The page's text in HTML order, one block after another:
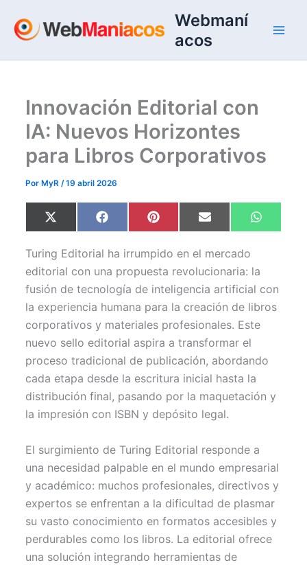
contenido
Webmaní
acos
Innovación Editorial con
IA: Nuevos Horizontes
para Libros Corporativos
Por MyR/19 abril 2026
Compartir
en
X
(
w
i
t
t
e
)
Compartir
en
F
a
e
b
o
o
k
Compartir
en
P
i
t
e
r
e
s
Compartir
en
E
m
i
l
en
W
h
p
Turing Editorial ha irrumpido en el mercado
editorial con una propuesta revolucionaria: la
fusión de tecnología de inteligencia artificial con
la experiencia humana para la creación de libros
corporativos y materiales profesionales. Este
nuevo sello editorial aspira a transformar el
proceso tradicional de publicación, abordando
cada etapa desde la escritura inicial hasta la
distribución final, pasando por la maquetación y
la impresión con ISBN y depósito legal.
El surgimiento de Turing Editorial responde a
una necesidad palpable en el mundo empresarial
y académico: muchos profesionales, directivos y
expertos se enfrentan a la dificultad de plasmar
su vasto conocimiento en formatos accesibles y
perdurables como los libros. La editorial ofrece
una solución integrando herramientas de